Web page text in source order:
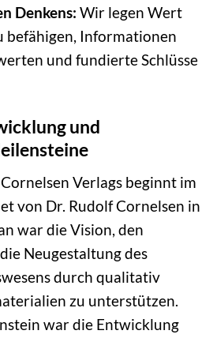
Denkens: Wir legen Wert
befähigen, Informationen
und fundierte Schlüsse
und
Verlags beginnt im
von Dr. Rudolf Cornelsen in
war die Vision, den
Neugestaltung des
durch qualitativ
zu unterstützen.
war die Entwicklung